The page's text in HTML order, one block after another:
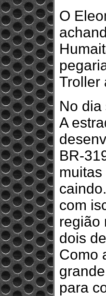
O
Troller
No dia
A
BR-
com
região
dois
Como
para